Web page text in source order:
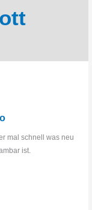
mal schnell was neu
ist.